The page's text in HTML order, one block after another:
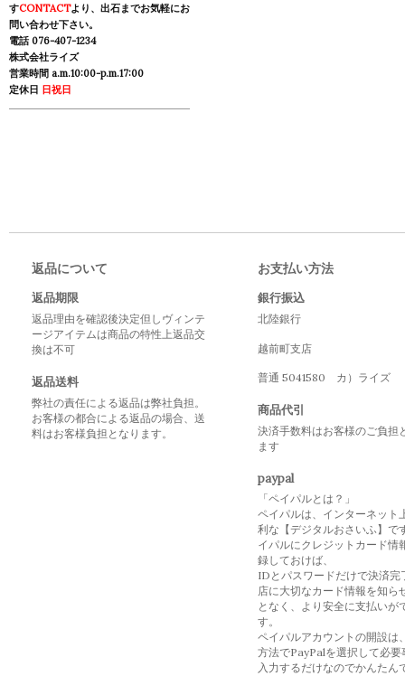
すCONTACTより、出石までお気軽にお
問い合わせ下さい。
電話 076-407-1234
株式会社ライズ
営業時間 a.m.10:00-p.m.17:00
定休日 日祝日
返品について
返品期限
返品理由を確認後決定但しヴィンテ
ージアイテムは商品の特性上返品交
換は不可
返品送料
弊社の責任による返品は弊社負担。
お客様の都合による返品の場合、送
料はお客様負担となります。
お支払い方法
銀行振込
北陸銀行
越前町支店
普通 5041580 カ）ライズ
商品代引
決済手数料はお客様のご負担
ます
paypal
「ペイパルとは？」
ペイパルは、インターネット
利な【デジタルおさいふ】で
イパルにクレジットカード情
録しておけば、
IDとパスワードだけで決済完
店に大切なカード情報を知ら
となく、より安全に支払いが
す。
ペイパルアカウントの開設は
方法でPayPalを選択して必要
入力するだけなのでかんたん